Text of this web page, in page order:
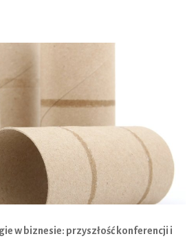
w biznesie: przyszłość konferencji i